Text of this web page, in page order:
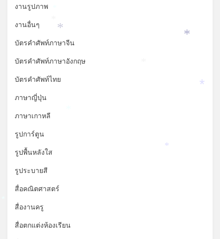
งานรูปภาพ
งานอื่นๆ
บัตรคำศัพท์ภาษาจีน
บัตรคำศัพท์ภาษาอังกฤษ
บัตรคำศัพท์ไทย
ภาษาญี่ปุ่น
ภาษาเกาหลี
รูปการ์ตูน
รูปพื้นหลังใส
รูประบายสี
สื่อคณิตศาสตร์
สื่องานครู
สื่อตกแต่งห้องเรียน